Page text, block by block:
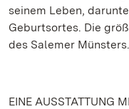
seinem Leben,
Geburtsortes. Die
des Salemer Münsters.
EINE AUSSTATTUNG